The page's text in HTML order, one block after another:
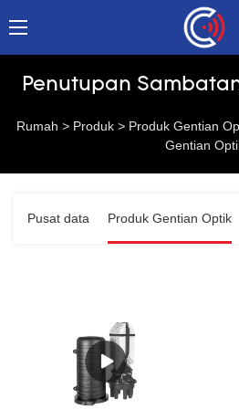
Penutupan
Rumah > Produk > Produk Gentian
Gentian
Pusat data Produk Gentian Optik